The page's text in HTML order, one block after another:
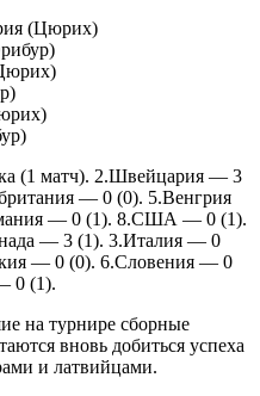
(Цюрих)
(1 матч). 2.Швейцария — 3
— 0 (0). 5.Венгрия
— 0 (1). 8.США — 0 (1).
— 3 (1). 3.Италия — 0
— 0 (0). 6.Словения — 0
0 (1).
на турнире сборные
вновь добиться успеха
и латвийцами.